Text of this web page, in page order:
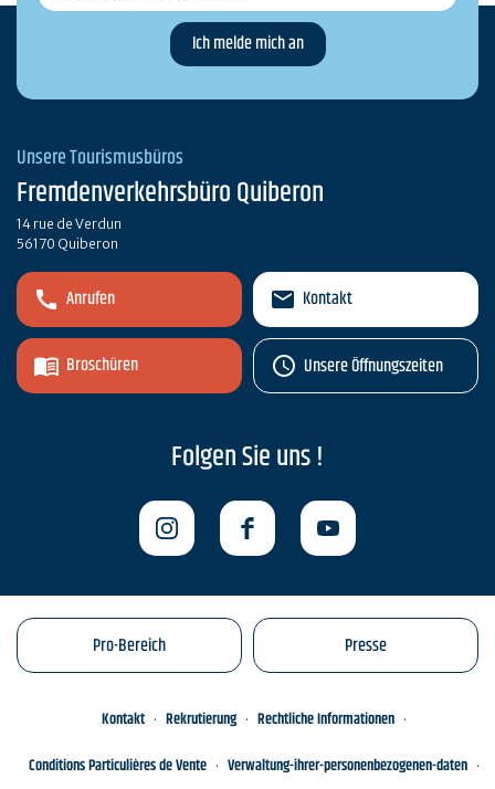
Unsere Tourismusbüros
Fremdenverkehrsbüro Quiberon
14 rue de Verdun
56170 Quiberon
Anrufen
Broschüren
Kontakt
Unsere Öffnungszeiten
Folgen Sie uns !
Pro-Bereich Presse
Kontakt Rekrutierung
Rechtliche Informationen
Conditions Particulières de Vente
Verwaltung-ihrer-personenbezogenen-daten